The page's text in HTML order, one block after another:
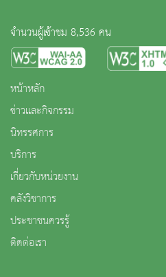
จำนวนผู้เข้าชม 8,536 คน
หน้าหลัก
ข่าวและกิจกรรม
นิทรรศการ
บริการ
เกี่ยวกับหน่วยงาน
คลังวิชาการ
ประชาชนควรรู้
ติดต่อเรา